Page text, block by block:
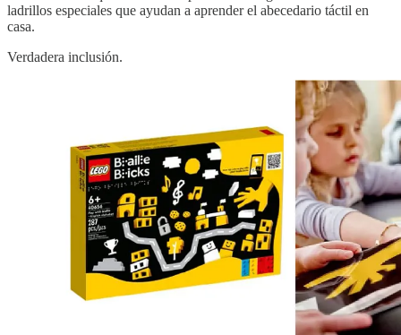
ladrillos especiales que ayudan a aprender el abecedario táctil en
casa.
Verdadera inclusión.